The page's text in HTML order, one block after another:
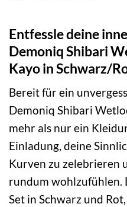
Entfessle deine
Demoniq Shibari
Kayo in Schwarz/
Bereit für ein
Demoniq Shibari
mehr als nur ein
Einladung, deine
Kurven zu zelebrieren
rundum wohlzufühlen.
Set in Schwarz und